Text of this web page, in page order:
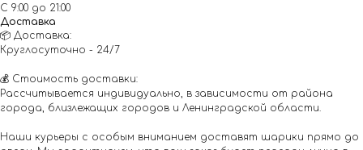
С 9:00 до 21:00
Доставка
📦 Доставка:
Круглосуточно - 24/7
💰 Стоимость доставки:
Рассчитывается индивидуально, в зависимости от района
города, близлежащих городов и Ленинградской области.
Наши курьеры с особым вниманием доставят шарики прямо до